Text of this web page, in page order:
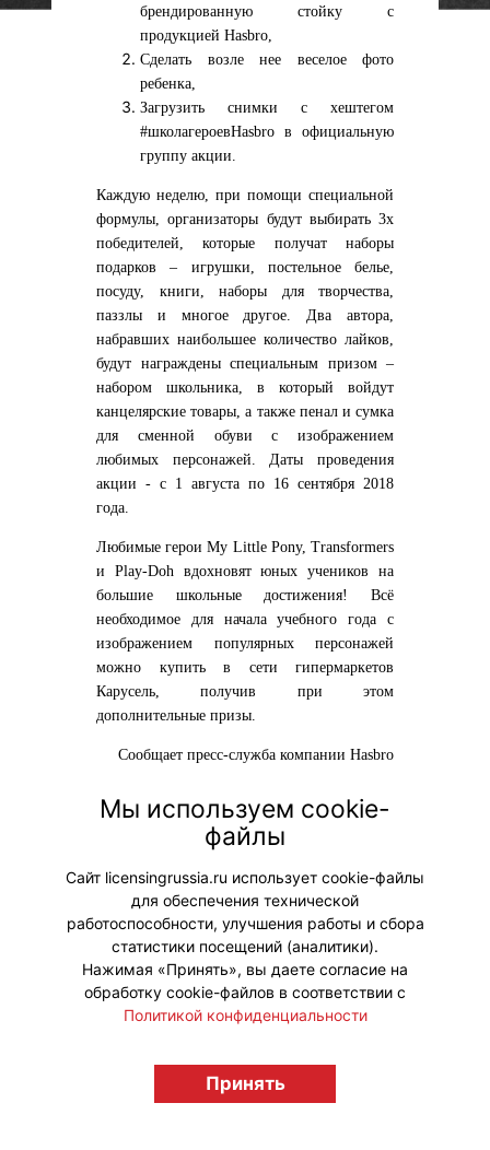
брендированную стойку с
продукцией Hasbro,
Сделать возле нее веселое фото
ребенка,
Загрузить снимки с хештегом
#школагероевHasbro в официальную
группу акции.
Каждую неделю, при помощи специальной
формулы, организаторы будут выбирать 3х
победителей, которые получат наборы
подарков – игрушки, постельное белье,
посуду, книги, наборы для творчества,
паззлы и многое другое. Два автора,
набравших наибольшее количество лайков,
будут награждены специальным призом –
набором школьника, в который войдут
канцелярские товары, а также пенал и сумка
для сменной обуви с изображением
любимых персонажей. Даты проведения
акции - с 1 августа по 16 сентября 2018
года.
Любимые герои My Little Pony, Transformers
и Play-Doh вдохновят юных учеников на
большие школьные достижения! Всё
необходимое для начала учебного года с
изображением популярных персонажей
можно купить в сети гипермаркетов
Карусель, получив при этом
дополнительные призы.
Сообщает пресс-служба компании Hasbro
Мой мир
Вконтакте
Одноклассники
licensingrussia.ru, 2009-2026 12+
Мы используем cookie-
файлы
Сайт licensingrussia.ru использует cookie-файлы
для обеспечения технической
работоспособности, улучшения работы и сбора
статистики посещений (аналитики).
Нажимая «Принять», вы даете согласие на
обработку cookie-файлов в соответствии с
Политикой конфиденциальности
Принять